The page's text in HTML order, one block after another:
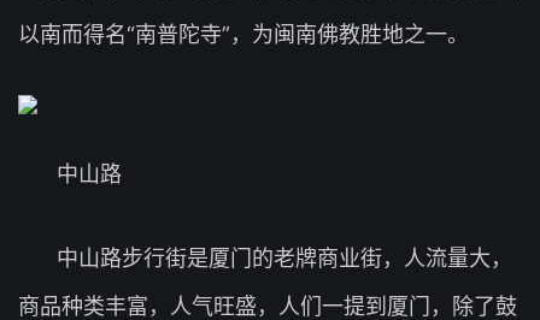
以南而得名“南普陀寺”，为闽南佛教胜地之一。
中山路
中山路步行街是厦门的老牌商业街，人流量大，
商品种类丰富，人气旺盛，人们一提到厦门，除了鼓